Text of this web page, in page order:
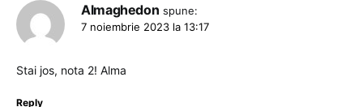
Almaghedon spune:
7 noiembrie 2023 la 13:17
Stai jos, nota 2! Alma
Reply